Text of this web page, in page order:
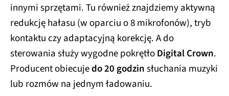
innymi sprzętami. Tu również znajdziemy aktywną
redukcję hałasu (w oparciu o 8 mikrofonów), tryb
kontaktu czy adaptacyjną korekcję. A do
sterowania służy wygodne pokrętłoDigital Crown.
Producent obiecujedo 20 godzinsłuchania muzyki
lub rozmów na jednym ładowaniu.